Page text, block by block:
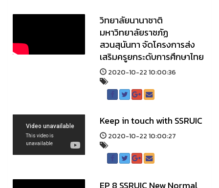
วิทยาลัยนานาชาติ
มหาวิทยาลัยราชภัฏ
สวนสุนันทา จัดโครงการส่ง
เสริมครูยกระดับการศึกษาไทย
2020-10-22 10:00:36
Keep in touch with SSRUIC
2020-10-22 10:00:27